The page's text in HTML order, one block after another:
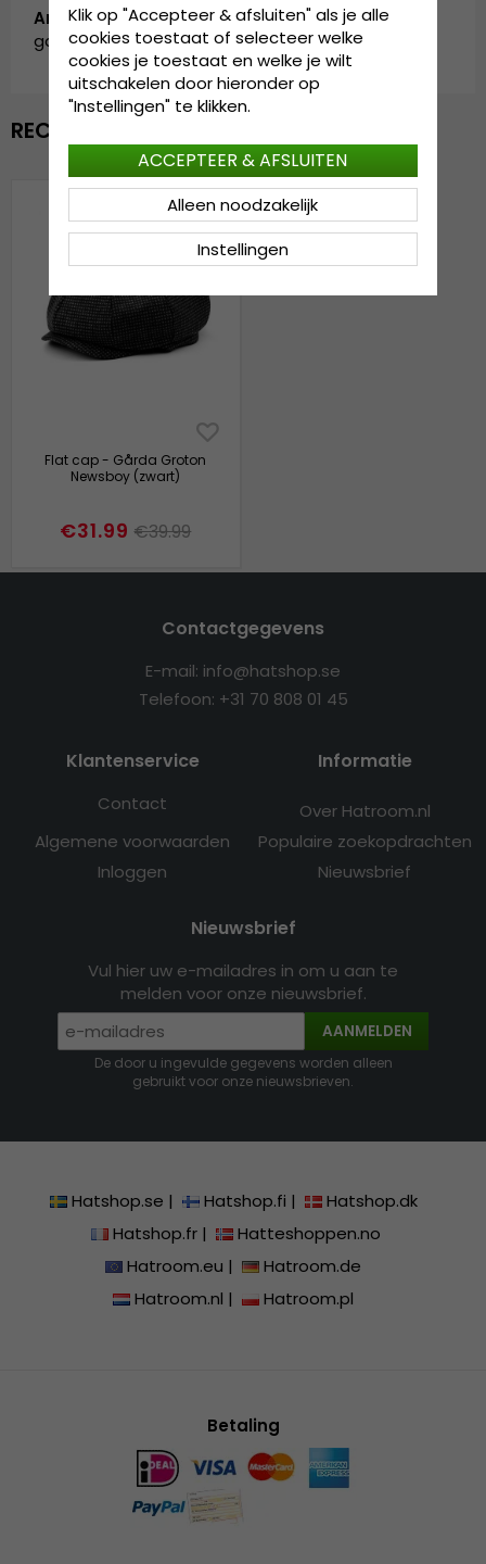
Artikelnummer:
garda.flatcap.no12.groton.black
RECENTELIJK BEKEKEN
Flat cap - Gårda Groton
Newsboy (zwart)
€31.99 €39.99
Contactgegevens
E-mail: info@hatshop.se
Telefoon: +31 70 808 01 45
Klantenservice
Contact
Algemene voorwaarden
Inloggen
Informatie
Over Hatroom.nl
Populaire zoekopdrachten
Nieuwsbrief
Nieuwsbrief
Vul hier uw e-mailadres in om u aan te
melden voor onze nieuwsbrief.
AANMELDEN
De door u ingevulde gegevens worden alleen
gebruikt voor onze nieuwsbrieven.
Hatshop.se | Hatshop.fi |
Hatshop.dk
Hatshop.fr|
Hatteshoppen.no
Hatroom.eu |
Hatroom.de
Hatroom.nl | Hatroom.pl
Betaling
Klik op "Accepteer & afsluiten" als je alle
cookies toestaat of selecteer welke
cookies je toestaat en welke je wilt
uitschakelen door hieronder op
"Instellingen" te klikken.
Instellingen
Alleen noodzakelijk
ACCEPTEER & AFSLUITEN